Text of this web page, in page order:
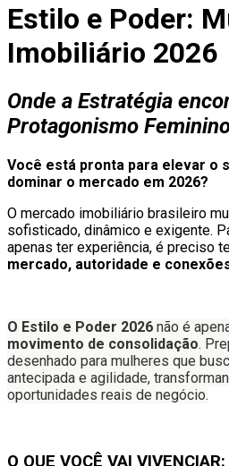
Estilo e Poder:
Imobiliário 2026
Onde a Estratégia
Protagonismo
Você está pronta para elevar o
dominar o mercado em 2026?
O mercado imobiliário brasileiro
sofisticado, dinâmico e exigente.
apenas ter experiência, é preciso
mercado, autoridade e
O Estilo e Poder 2026 não é
movimento de consolidação.
desenhado para mulheres que
antecipada e agilidade,
oportunidades reais de negócio.
O QUE VOCÊ VAI VIVENCIAR: